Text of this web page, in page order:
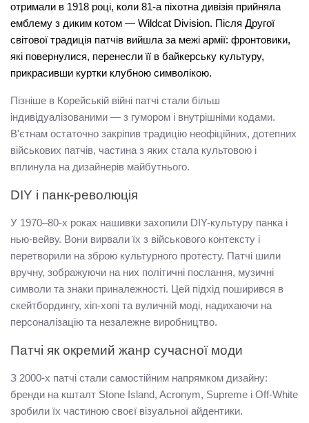
отримали в 1918 році, коли 81-а піхотна дивізія прийняла
емблему з диким котом — Wildcat Division. Після Другої
світової традиція патчів вийшла за межі армії: фронтовики,
які повернулися, перенесли її в байкерську культуру,
прикрасивши куртки клубною символікою.
Пізніше в Корейській війні патчі стали більш
індивідуалізованими — з гумором і внутрішніми кодами.
В'єтнам остаточно закріпив традицію неофіційних, дотепних
військових патчів, частина з яких стала культовою і
вплинула на дизайнерів майбутнього.
DIY і панк-революція
У 1970–80-х роках нашивки захопили DIY-культуру панка і
нью-вейву. Вони вирвали їх з військового контексту і
перетворили на зброю культурного протесту. Патчі шили
вручну, зображуючи на них політичні послання, музичні
символи та знаки приналежності. Цей підхід поширився в
скейтбордингу, хіп-хопі та вуличній моді, надихаючи на
персоналізацію та незалежне виробництво.
Патчі як окремий жанр сучасної моди
З 2000-х патчі стали самостійним напрямком дизайну:
бренди на кшталт Stone Island, Acronym, Supreme і Off-White
зробили їх частиною своєї візуальної айдентики.